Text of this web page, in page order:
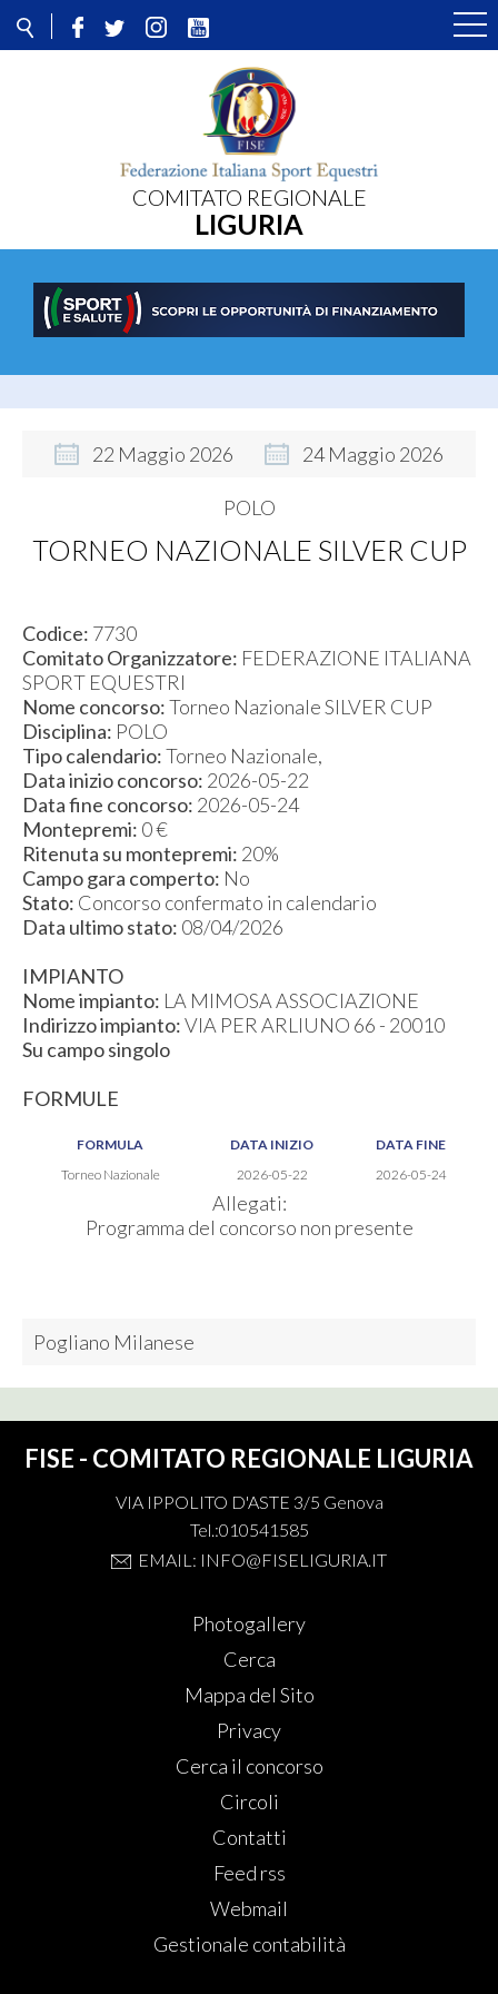
COMITATO REGIONALE
LIGURIA
22 Maggio 2026 24 Maggio 2026
TORNEO NAZIONALE SILVER CUP
Codice: 7730
Comitato Organizzatore: FEDERAZIONE ITALIANA
SPORT EQUESTRI
Nome concorso:Torneo Nazionale SILVER CUP
Disciplina: POLO
Tipo calendario:Torneo Nazionale,
Data inizio concorso: 2026-05-22
Data fine concorso: 2026-05-24
Montepremi: 0 €
Ritenuta su montepremi: 20%
Campo gara comperto: No
Stato: Concorso confermato in calendario
Data ultimo stato: 08/04/2026
IMPIANTO
Nome impianto: LA MIMOSA ASSOCIAZIONE
Indirizzo impianto:VIA PER ARLIUNO 66 - 20010
Su campo singolo
FORMULE
FORMULA DATA INIZIO
DATA FINE
Torneo Nazionale
2026-05-22 2026-05-24
Allegati:
Programma del concorso non presente
POLO
Pogliano Milanese
FISE - COMITATO REGIONALE LIGURIA
VIA IPPOLITO D'ASTE 3/5 Genova
Tel.:010541585
EMAIL: INFO@FISELIGURIA.IT
Photogallery
Cerca
Mappa del Sito
Privacy
Cerca il concorso
Circoli
Contatti
Feed rss
Webmail
Gestionale contabilità